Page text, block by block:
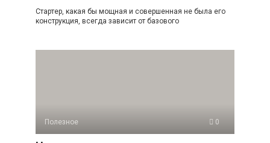
Стартер, какая бы мощная и совершенная не была его
конструкция, всегда зависит от базового
Полезное 0